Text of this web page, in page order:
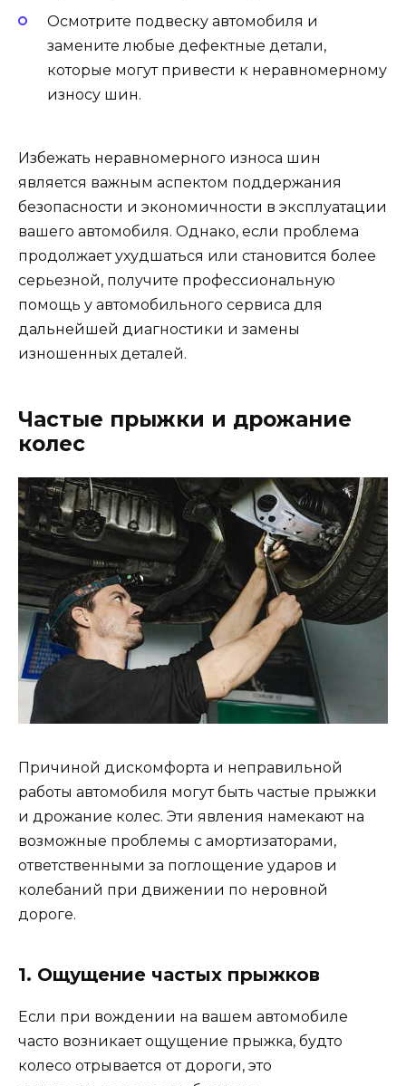
Осмотрите подвеску автомобиля и
замените любые дефектные детали,
которые могут привести к неравномерному
износу шин.
Избежать неравномерного износа шин
является важным аспектом поддержания
безопасности и экономичности в эксплуатации
вашего автомобиля. Однако, если проблема
продолжает ухудшаться или становится более
серьезной, получите профессиональную
помощь у автомобильного сервиса для
дальнейшей диагностики и замены
изношенных деталей.
Частые прыжки и дрожание
колес
Причиной дискомфорта и неправильной
работы автомобиля могут быть частые прыжки
и дрожание колес. Эти явления намекают на
возможные проблемы с амортизаторами,
ответственными за поглощение ударов и
колебаний при движении по неровной
дороге.
1. Ощущение частых прыжков
Если при вождении на вашем автомобиле
часто возникает ощущение прыжка, будто
колесо отрывается от дороги, это